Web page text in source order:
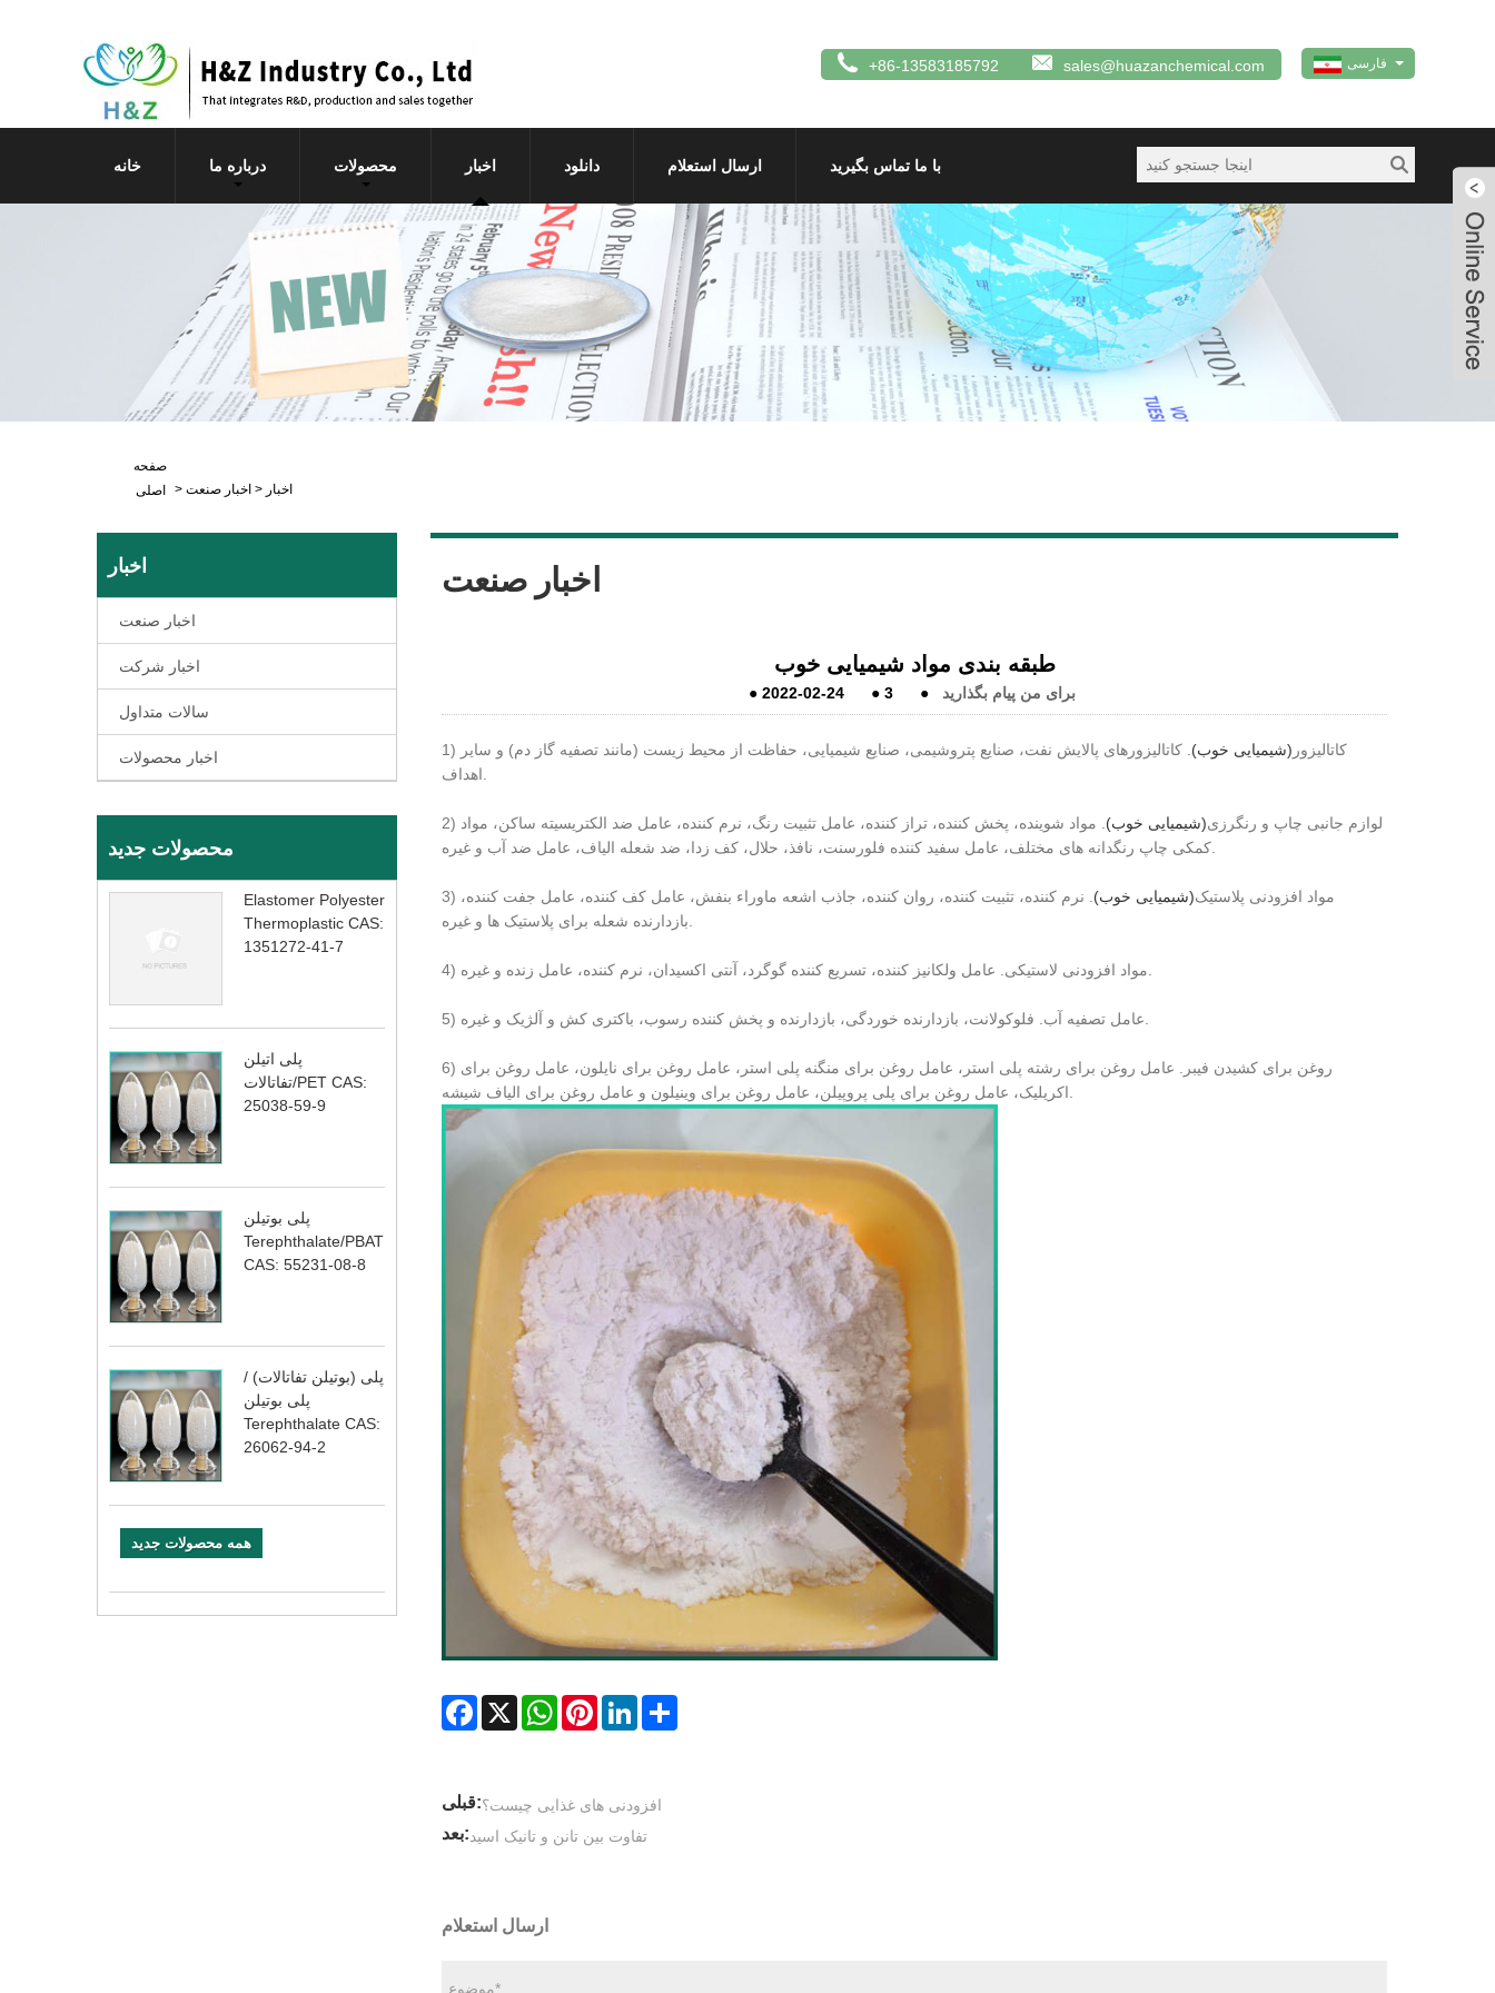
فارسی +86-13583185792 sales@huazanchemical.com
خانه درباره ما محصولات اخبار دانلود ارسال استعلام با ما تماس بگیرید
صفحه
اصلی
> اخبار > اخبار صنعت
اخبار
اخبار صنعت
اخبار شرکت
سالات متداول
اخبار محصولات
محصولات جدید
Elastomer Polyester
Thermoplastic CAS:
1351272-41-7
پلی اتیلن
تفاتالات/PET CAS:
25038-59-9
پلی بوتیلن
Terephthalate/PBAT
CAS: 55231-08-8
پلی (بوتیلن تفاتالات) /
پلی بوتیلن
Terephthalate CAS:
26062-94-2
همه محصولات جدید
اخبار صنعت
طبقه بندی مواد شیمیایی خوب
● 2022-02-24 ● 3 ● برای من پیام بگذارید
1) کاتالیزور (شیمیایی خوب)
. کاتالیزورهای پالایش نفت، صنایع پتروشیمی، صنایع شیمیایی، حفاظت از محیط زیست (مانند تصفیه گاز دم) و سایر
2) لوازم جانبی چاپ و رنگرزی(شیمیایی خوب)
. مواد شوینده، پخش کننده، تراز کننده، عامل تثبیت رنگ، نرم کننده، عامل ضد الکتریسیته ساکن، مواد
3) مواد افزودنی پلاستیک(شیمیایی خوب)
. نرم کننده، تثبیت کننده، روان کننده، جاذب اشعه ماوراء بنفش، عامل کف کننده، عامل جفت کننده،
6) روغن برای کشیدن فیبر. عامل روغن برای رشته پلی استر، عامل روغن برای منگنه پلی استر، عامل روغن برای نایلون، عامل روغن برای
Facebook
X WhatsAppPinterestLinkedIn
قبلی:افزودنی های غذایی چیست؟
بعد:تفاوت بین تانن و تانیک اسید
ارسال استعلام